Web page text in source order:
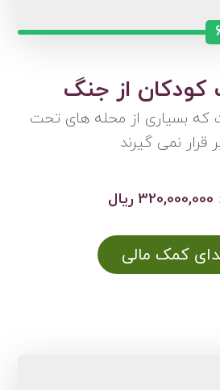
از جنگ
بسیاری از محله های تحت
قرار نمی گیرند
320,000,000 ریال
کمک مالی